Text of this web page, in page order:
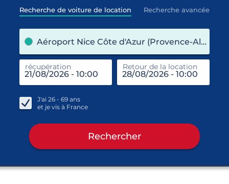
Recherche de voiture de location Recherche avancée
Aéroport Nice Côte d'Azur (Provence-Alpes-Côte d'Azur / France)
récupération Retour de la location
J'ai 26 - 69 ans
et je vis à France
Rechercher